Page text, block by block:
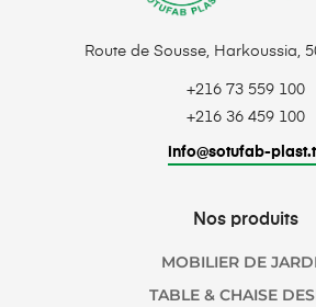
Route de Sousse, Harkoussia,
+216 73 559 100
+216 36 459 100
info@sotufab-
Nos produits
MOBILIER DE
TABLE & CHAISE